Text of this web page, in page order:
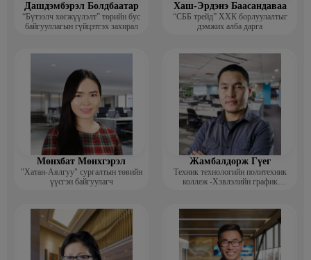
Дашдэмбэрэл Болдбаатар
“Бүтээлч хөгжүүлэлт” төрийн бус
байгууллагын гүйцэтгэх захирал
Хаш-Эрдэнэ Баасандаваа
“СББ трейд” ХХК борлуулалтыг
дэмжих алба дарга
Мөнхбат Мөнхгэрэл
"Хатан-Аялгуу" сургалтын төвийн
үүсгэн байгуулагч
Жамбалдорж Гүег
Техник технологийн политехник
коллеж -Хэвлэлийн график